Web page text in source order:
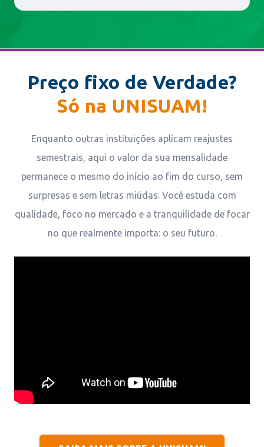
Preço fixo de Verdade?
Só na UNISUAM!
Enquanto outras instituições aplicam reajustes
semestrais, aqui o valor da sua mensalidade
permanece o mesmo do início ao fim do curso, sem
surpresas e sem letras miúdas. Você estuda com
qualidade, foco no mercado e a tranquilidade de focar
no que realmente importa: o seu futuro.